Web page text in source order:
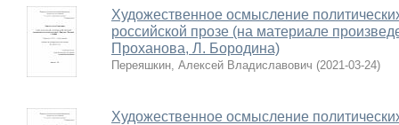
Художественное осмысление
российской прозе (на материале
Проханова, Л. Бородина)
Переяшкин, Алексей Владиславович (2021-03-24)
Художественное осмысление